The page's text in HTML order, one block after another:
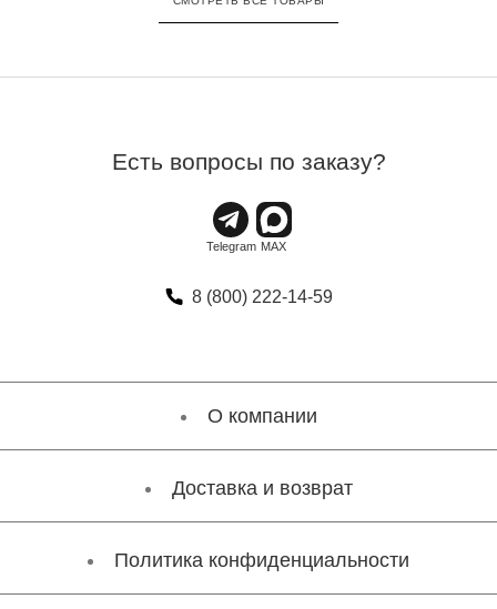
Есть вопросы по заказу?
8 (800) 222-14-59
О компании
Доставка и возврат
Политика конфиденциальности